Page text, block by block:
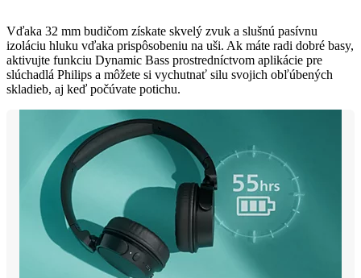
Vďaka 32 mm budičom získate skvelý zvuk a slušnú pasívnu
izoláciu hluku vďaka prispôsobeniu na uši. Ak máte radi dobré basy,
aktivujte funkciu Dynamic Bass prostredníctvom aplikácie pre
slúchadlá Philips a môžete si vychutnať silu svojich obľúbených
skladieb, aj keď počúvate potichu.